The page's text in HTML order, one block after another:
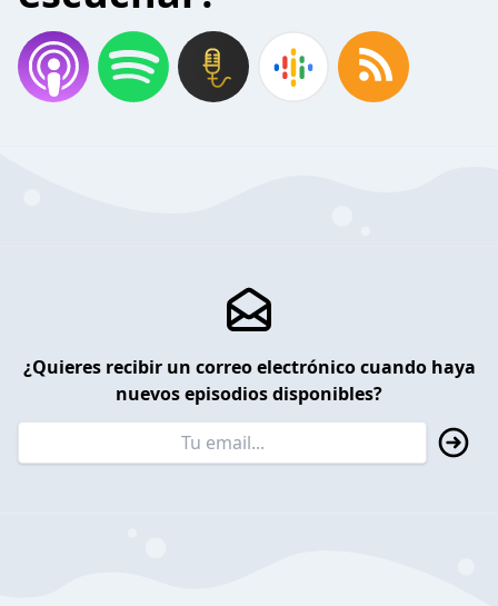
¿Quieres recibir un correo electrónico cuando haya
nuevos episodios disponibles?